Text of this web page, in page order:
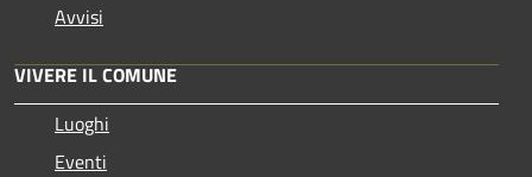
Avvisi
VIVERE IL COMUNE
Luoghi
Eventi